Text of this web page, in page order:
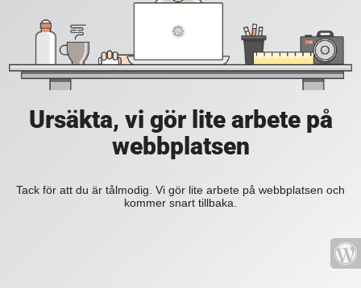
Ursäkta, vi gör lite arbete på
webbplatsen
Tack för att du är tålmodig. Vi gör lite arbete på webbplatsen och
kommer snart tillbaka.